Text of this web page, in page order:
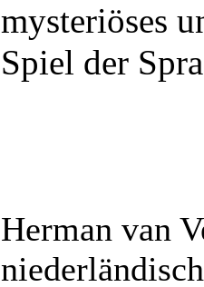
mysteriöses
Spiel der
Herman van